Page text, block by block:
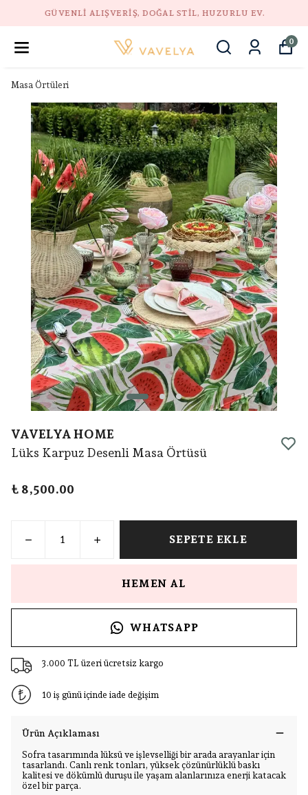
GÜVENLI ALIŞVERIŞ, DOĞAL STIL, HUZURLU EV.
0
Masa Örtüleri
VAVELYA HOME
Lüks Karpuz Desenli Masa Örtüsü
₺ 8,500.00
SEPETE EKLE
HEMEN AL
WHATSAPP
3.000 TL üzeri ücretsiz kargo
10 iş günü içinde iade değişim
Ürün Açıklaması
Sofra tasarımında lüksü ve işlevselliği bir arada arayanlar için
tasarlandı. Canlı renk tonları, yüksek çözünürlüklü baskı
kalitesi ve dökümlü duruşu ile yaşam alanlarınıza enerji katacak
özel bir parça.